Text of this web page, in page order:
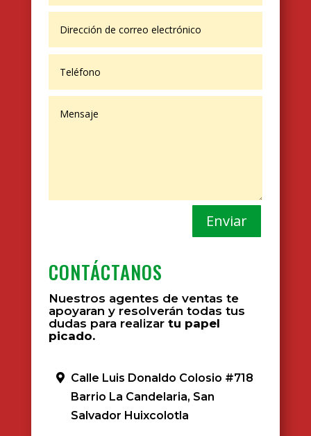
Enviar
CONTÁCTANOS
Nuestros agentes de ventas te
apoyaran y resolverán todas tus
dudas para realizartu papel
picado.
Calle Luis Donaldo Colosio #718
Barrio La Candelaria, San
Salvador Huixcolotla